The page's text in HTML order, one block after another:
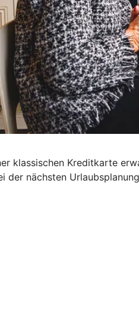
klassischen Kreditkarte
der nächsten